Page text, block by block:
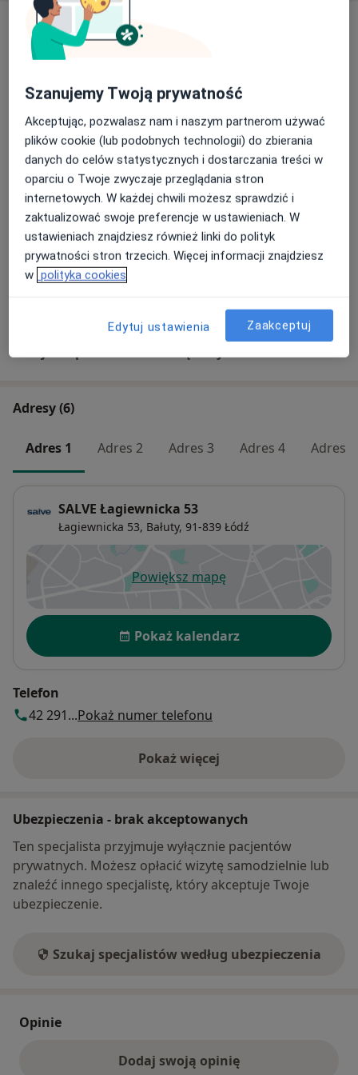
Usługi i ceny
Konsultacja diabetologiczna
230 zł Szczegóły
Konsultacja diabetologiczna
(kolejna wizyta)
230 zł Szczegóły
Umów wizytę
Konsultacja diabetologiczna
Od 250 zł Szczegóły
Konsultacja telefoniczna (kolejna wizyta)
180 zł Szczegóły
Adresy (6)
Adres 1 Adres 2 Adres 3 Adres 4 Adres 5
SALVE Łagiewnicka 53
Łagiewnicka 53, Bałuty, 91-839 Łódź
Powiększ mapęotwiera się w nowej karcie
Dostępność
Pokaż kalendarz
Telefon
42 291...Pokaż numer telefonu
Pokaż więcej
o adresie
Ubezpieczenia - brak akceptowanych
Ten specjalista przyjmuje wyłącznie pacjentów
prywatnych. Możesz opłacić wizytę samodzielnie lub
znaleźć innego specjalistę, który akceptuje Twoje
ubezpieczenie.
Szukaj specjalistów według ubezpieczenia
Opinie
Dodaj swoją opinię
Szanujemy Twoją prywatność
Akceptując, pozwalasz nam i naszym partnerom używać
plików cookie (lub podobnych technologii) do zbierania
danych do celów statystycznych i dostarczania treści w
oparciu o Twoje zwyczaje przeglądania stron
internetowych. W każdej chwili możesz sprawdzić i
zaktualizować swoje preferencje w ustawieniach. W
ustawieniach znajdziesz również linki do polityk
prywatności stron trzecich. Więcej informacji znajdziesz
w polityka cookies
Edytuj ustawienia Zaakceptuj